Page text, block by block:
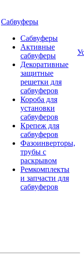
Сабвуферы
Сабвуферы
Активные
сабвуферы
Декоративные
защитные
решетки для
сабвуферов
Короба для
установки
сабвуферов
Крепеж для
сабвуферов
Фазоинверторы,
трубы с
раскрывом
Ремкомплекты
и запчасти для
сабвуферов